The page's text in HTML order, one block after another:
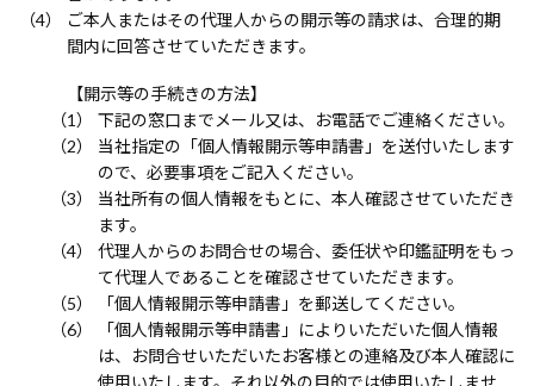
ご本人またはその代理人からの開示等の請求は、合理的期
間内に回答させていただきます。
【開示等の手続きの方法】
下記の窓口までメール又は、お電話でご連絡ください。
当社指定の「個人情報開示等申請書」を送付いたします
ので、必要事項をご記入ください。
当社所有の個人情報をもとに、本人確認させていただき
ます。
代理人からのお問合せの場合、委任状や印鑑証明をもっ
て代理人であることを確認させていただきます。
「個人情報開示等申請書」を郵送してください。
「個人情報開示等申請書」によりいただいた個人情報
は、お問合せいただいたお客様との連絡及び本人確認に